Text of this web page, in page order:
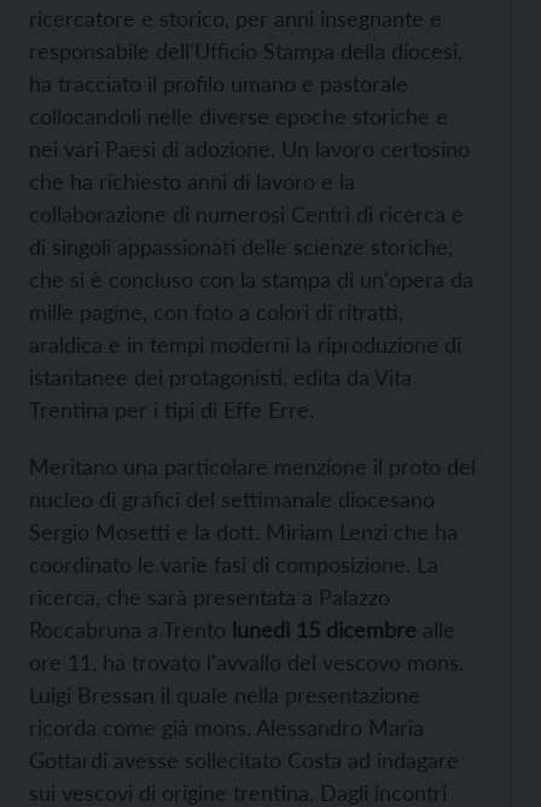
ricercatore e storico, per anni insegnante e
responsabile dell'Ufficio Stampa della diocesi,
ha tracciato il profilo umano e pastorale
collocandoli nelle diverse epoche storiche e
nei vari Paesi di adozione. Un lavoro certosino
che ha richiesto anni di lavoro e la
collaborazione di numerosi Centri di ricerca e
di singoli appassionati delle scienze storiche,
che si è concluso con la stampa di un'opera da
mille pagine, con foto a colori di ritratti,
araldica e in tempi moderni la riproduzione di
istantanee dei protagonisti, edita da Vita
Trentina per i tipi di Effe Erre.
Meritano una particolare menzione il proto del
nucleo di grafici del settimanale diocesano
Sergio Mosetti e la dott. Miriam Lenzi che ha
coordinato le varie fasi di composizione. La
ricerca, che sarà presentata a Palazzo
Roccabruna a Trento lunedì 15 dicembre alle
ore 11, ha trovato l'avvallo del vescovo mons.
Luigi Bressan il quale nella presentazione
ricorda come già mons. Alessandro Maria
Gottardi avesse sollecitato Costa ad indagare
sui vescovi di origine trentina. Dagli incontri